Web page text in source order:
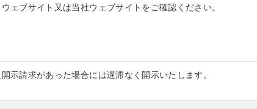
ェブサイト又は当社ウェブサイトをご確認ください。
示請求があった場合には遅滞なく開示いたします。